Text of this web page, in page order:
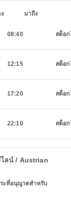
มาถึง
08:40 สต็อ
12:15 สต็อ
17:20 สต็อ
22:10 สต็อ
ไลน์ / Austrian
ะที่อนุญาตสําหรับ